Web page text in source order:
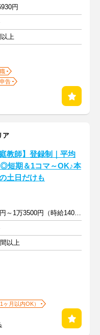
円
上
告
ア
教師】登録制｜平均
◎短期＆1コマ～OK♪本
土日だけも
1コマ：[90分] 2100円～1万3500円（時給1400円～9000円）+交通費
以上
ヶ月以内OK）